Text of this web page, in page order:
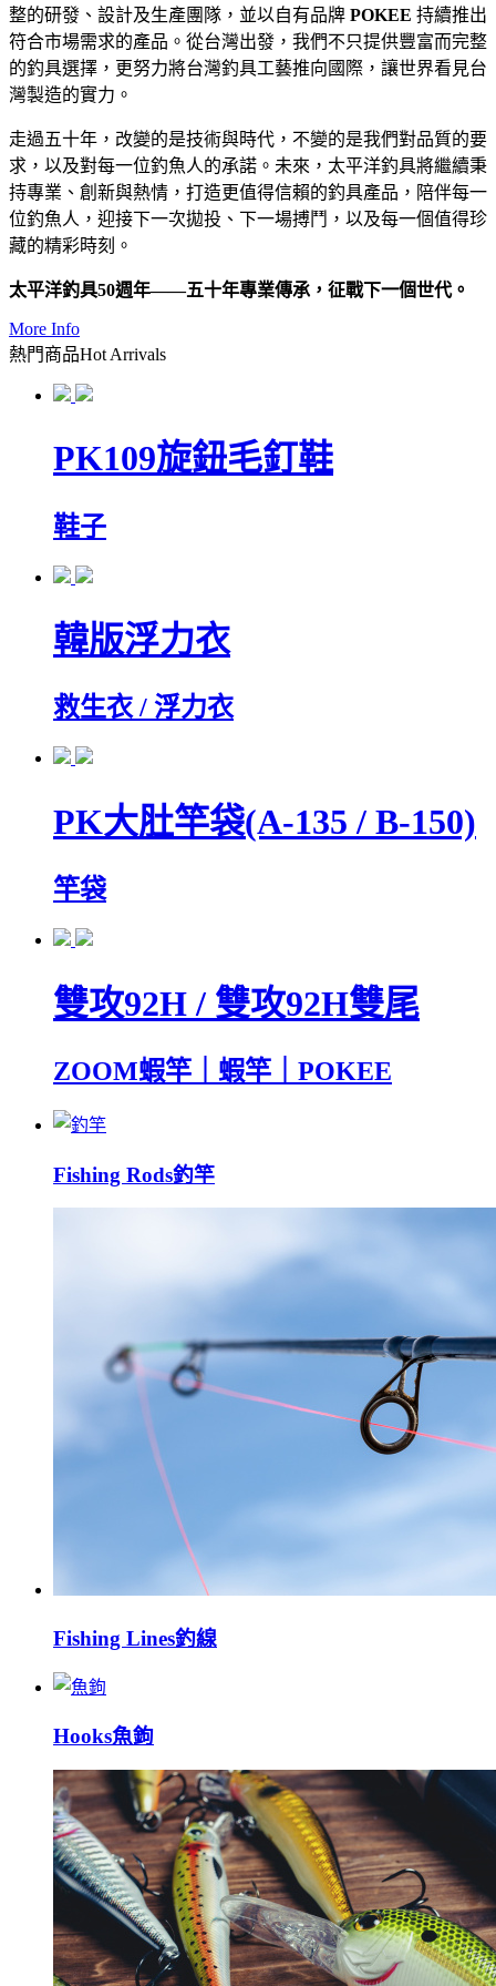
整的研發、設計及生產團隊，並以自有品牌 POKEE 持續推出
符合市場需求的產品。從台灣出發，我們不只提供豐富而完整
的釣具選擇，更努力將台灣釣具工藝推向國際，讓世界看見台
灣製造的實力。
走過五十年，改變的是技術與時代，不變的是我們對品質的要
求，以及對每一位釣魚人的承諾。未來，太平洋釣具將繼續秉
持專業、創新與熱情，打造更值得信賴的釣具產品，陪伴每一
位釣魚人，迎接下一次拋投、下一場搏鬥，以及每一個值得珍
藏的精彩時刻。
太平洋釣具50週年——五十年專業傳承，征戰下一個世代。
More Info
熱門商品Hot Arrivals
PK109旋鈕毛釘鞋
鞋子
韓版浮力衣
救生衣 / 浮力衣
PK大肚竿袋(A-135 / B-150)
竿袋
雙攻92H / 雙攻92H雙尾
ZOOM蝦竿｜蝦竿｜POKEE
Fishing Rods釣竿
Fishing Lines釣線
Hooks魚鉤